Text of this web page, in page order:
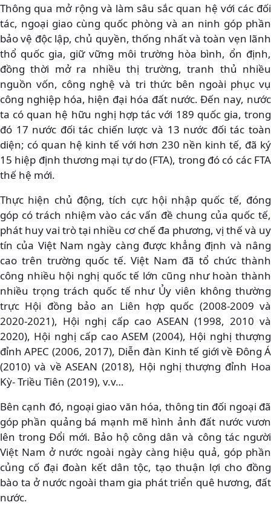
Thông qua mở rộng và làm sâu sắc quan hệ với các đối
tác, ngoại giao cùng quốc phòng và an ninh góp phần
bảo vệ độc lập, chủ quyền, thống nhất và toàn vẹn lãnh
thổ quốc gia, giữ vững môi trường hòa bình, ổn định,
đồng thời mở ra nhiều thị trường, tranh thủ nhiều
nguồn vốn, công nghệ và tri thức bên ngoài phục vụ
công nghiệp hóa, hiện đại hóa đất nước. Đến nay, nước
ta có quan hệ hữu nghị hợp tác với 189 quốc gia, trong
đó 17 nước đối tác chiến lược và 13 nước đối tác toàn
diện; có quan hệ kinh tế với hơn 230 nền kinh tế, đã ký
15 hiệp định thương mại tự do (FTA), trong đó có các FTA
thế hệ mới.
Thực hiện chủ động, tích cực hội nhập quốc tế, đóng
góp có trách nhiệm vào các vấn đề chung của quốc tế,
phát huy vai trò tại nhiều cơ chế đa phương, vị thế và uy
tín của Việt Nam ngày càng được khẳng định và nâng
cao trên trường quốc tế. Việt Nam đã tổ chức thành
công nhiều hội nghị quốc tế lớn cũng như hoàn thành
nhiều trọng trách quốc tế như Ủy viên không thường
trực Hội đồng bảo an Liên hợp quốc (2008-2009 và
2020-2021), Hội nghị cấp cao ASEAN (1998, 2010 và
2020), Hội nghị cấp cao ASEM (2004), Hội nghị thượng
đỉnh APEC (2006, 2017), Diễn đàn Kinh tế giới về Đông Á
(2010) và về ASEAN (2018), Hội nghị thượng đỉnh Hoa
Kỳ- Triều Tiên (2019), v.v…
Bên cạnh đó, ngoại giao văn hóa, thông tin đối ngoại đã
góp phần quảng bá mạnh mẽ hình ảnh đất nước vươn
lên trong Đổi mới. Bảo hộ công dân và công tác người
Việt Nam ở nước ngoài ngày càng hiệu quả, góp phần
củng cố đại đoàn kết dân tộc, tạo thuận lợi cho đồng
bào ta ở nước ngoài tham gia phát triển quê hương, đất
nước.